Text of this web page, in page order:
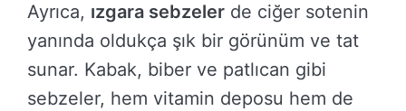
Ayrıca, ızgara sebzeler de ciğer sotenin
yanında oldukça şık bir görünüm ve tat
sunar. Kabak, biber ve patlıcan gibi
sebzeler, hem vitamin deposu hem de